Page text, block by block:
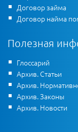
Договор займа
Договор найма
Полезная
Глоссарий
Архив. Статьи
Архив.
Архив. Законы
Архив. Новости